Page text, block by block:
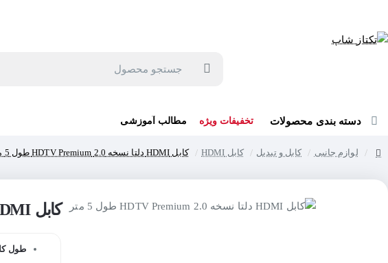
دسته بندی محصولات تخفیفات ویژه مطالب آموزشی
لوازم جانبی کابل و تبدیل کابل HDMI کابل HDMI دلتا نسخه 2.0 HDTV Premium طول 5 متر
کابل HDMI دلتا نسخه 2.0 HDTV Premium طول 5 متر
طول کابل: